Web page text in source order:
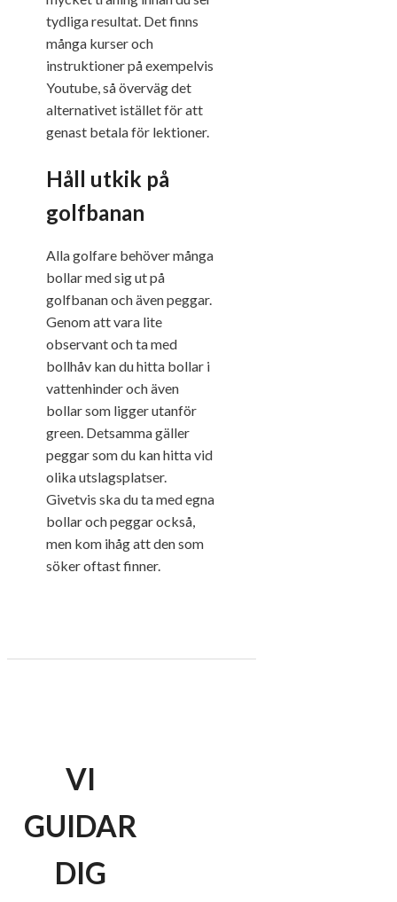
tydliga resultat. Det finns
många kurser och
instruktioner på exempelvis
Youtube, så överväg det
alternativet istället för att
genast betala för lektioner.
Håll utkik på
golfbanan
Alla golfare behöver många
bollar med sig ut på
golfbanan och även peggar.
Genom att vara lite
observant och ta med
bollhåv kan du hitta bollar i
vattenhinder och även
bollar som ligger utanför
green. Detsamma gäller
peggar som du kan hitta vid
olika utslagsplatser.
Givetvis ska du ta med egna
bollar och peggar också,
men kom ihåg att den som
söker oftast finner.
VI
GUIDAR
DIG